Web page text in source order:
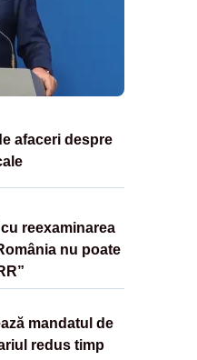
afaceri despre
reexaminarea
nu poate
mandatul de
redus timp